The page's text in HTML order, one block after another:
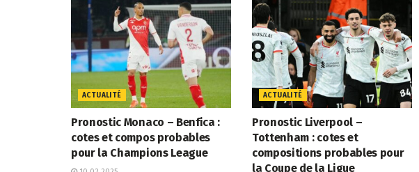
ACTUALITÉ
Pronostic Monaco – Benfica :
cotes et compos probables
pour la Champions League
ACTUALITÉ
Pronostic Liverpool –
Tottenham : cotes et
compositions probables pour
la Coupe de la Ligue